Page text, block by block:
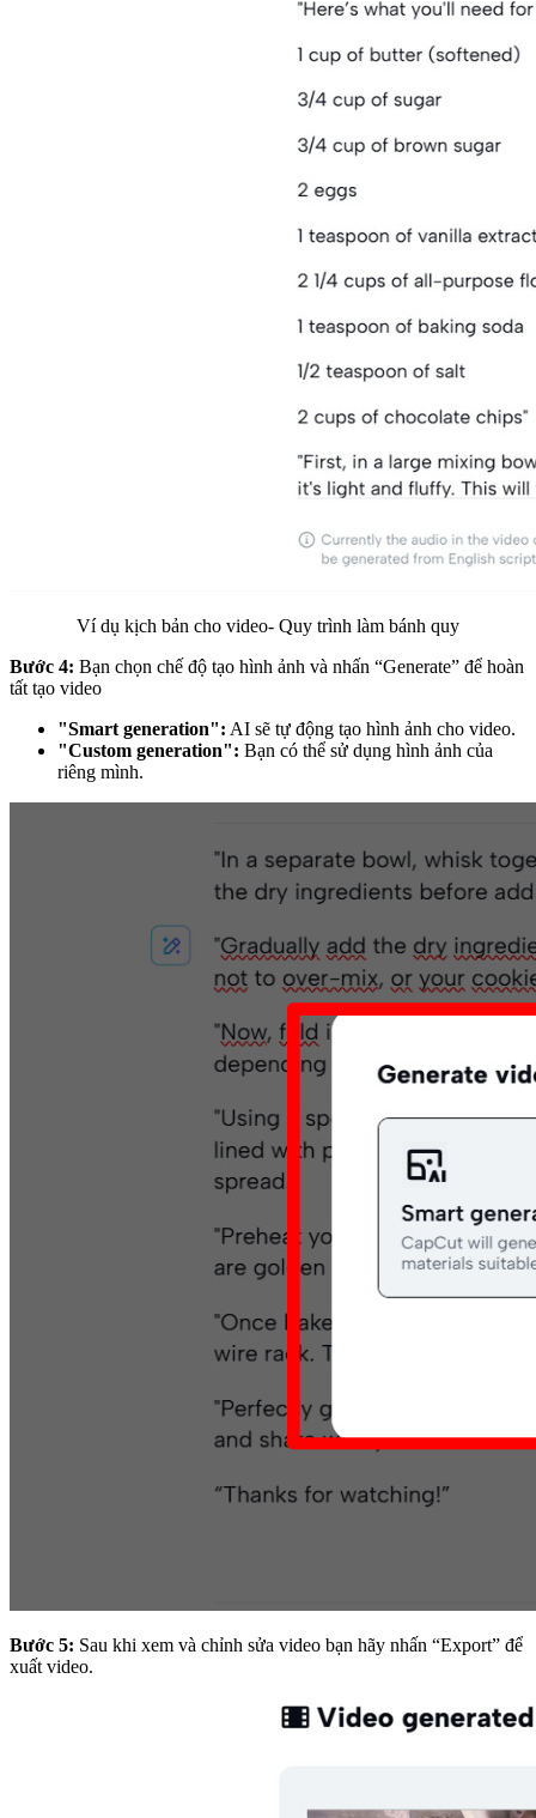
Ví dụ kịch bản cho video- Quy trình làm bánh quy
Bước 4: Bạn chọn chế độ tạo hình ảnh và nhấn “Generate” để hoàn
tất tạo video
"Smart generation": AI sẽ tự động tạo hình ảnh cho video.
"Custom generation": Bạn có thể sử dụng hình ảnh của
riêng mình.
Bước 5: Sau khi xem và chỉnh sửa video bạn hãy nhấn “Export” để
xuất video.